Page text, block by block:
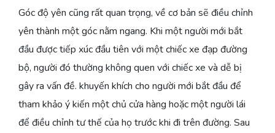
Góc độ yên cũng rất quan trọng, về cơ bản sẽ điều chỉnh
yên thành một góc nằm ngang. Khi một người mới bắt
đầu được tiếp xúc đầu tiên với một chiếc xe đạp đường
bộ, người đó thường không quen với chiếc xe và dễ bị
gây ra vấn đề. khuyến khích cho người mới bắt đầu để
tham khảo ý kiến một chủ cửa hàng hoặc một người lái
để điều chỉnh tư thế của họ trước khi đi trên đường. Sau